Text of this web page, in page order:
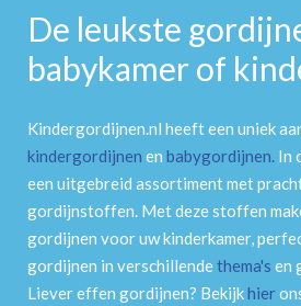
De leukste
babykamer of
Kindergordijnen.nl heeft een uniek
kindergordijnen en babygordijnen. In
een uitgebreid assortiment met
gordijnstoffen. Met deze stoffen
gordijnen voor uw kinderkamer,
gordijnen in verschillendethema's en
Liever effen gordijnen? Bekijkhier